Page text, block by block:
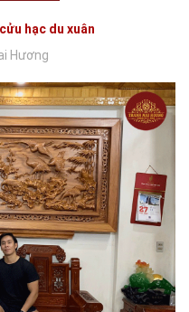
hạc du xuân
Hương